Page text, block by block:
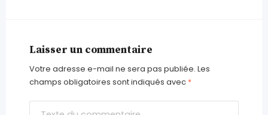
Laisser un commentaire
Votre adresse e-mail ne sera pas publiée. Les
champs obligatoires sont indiqués avec *